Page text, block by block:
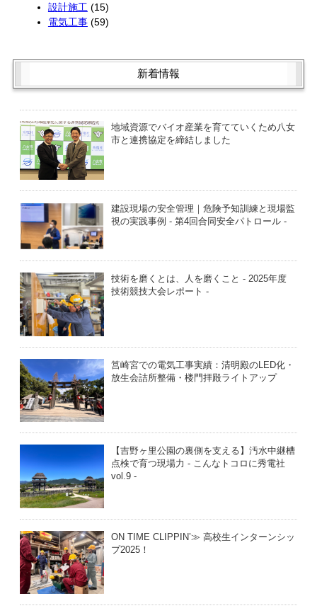
設計施工 (15)
電気工事(59)
新着情報
地域資源でバイオ産業を育てていくため八女
市と連携協定を締結しました
建設現場の安全管理｜危険予知訓練と現場監
視の実践事例 - 第4回合同安全パトロール -
技術を磨くとは、人を磨くこと - 2025年度
技術競技大会レポート -
筥崎宮での電気工事実績：清明殿のLED化・
放生会詰所整備・楼門拝殿ライトアップ
【吉野ヶ里公園の裏側を支える】汚水中継槽
点検で育つ現場力 - こんなトコロに秀電社
vol.9 -
ON TIME CLIPPIN’≫ 高校生インターンシッ
プ2025！